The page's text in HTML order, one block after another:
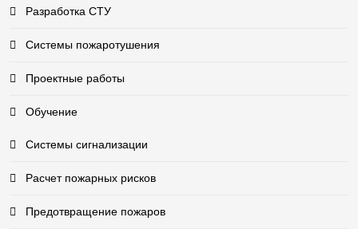
Разработка СТУ
Системы пожаротушения
Проектные работы
Обучение
Системы сигнализации
Расчет пожарных рисков
Предотвращение пожаров